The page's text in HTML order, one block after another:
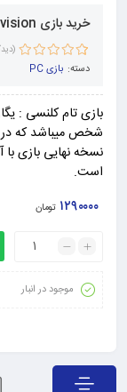
خرید بازی Tom Clancys The Division برای کامپیوتر
امتیاز5.00از
1
دسته: بازی PC
بازی تام کلنسی :
نسخه نهایی بازی
است.
۱۲۹۰۰۰۰ تومان
موجود در انبار